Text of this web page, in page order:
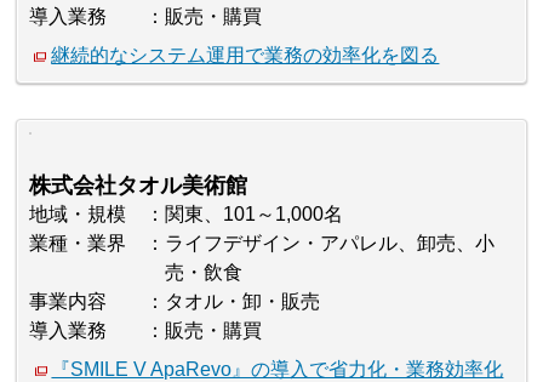
導入業務
販売・購買
継続的なシステム運用で業務の効率化を図る
株式会社タオル美術館
地域・規模
関東、101～1,000名
業種・業界
ライフデザイン・アパレル、卸売、小
売・飲食
事業内容
タオル・卸・販売
導入業務
販売・購買
『SMILE V ApaRevo』の導入で省力化・業務効率化